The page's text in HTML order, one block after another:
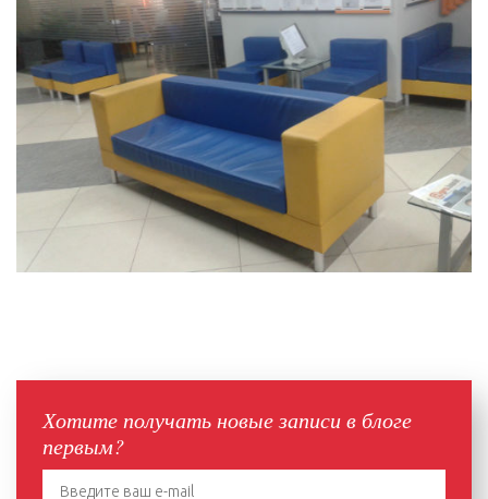
Хотите получать новые записи в блоге
первым?